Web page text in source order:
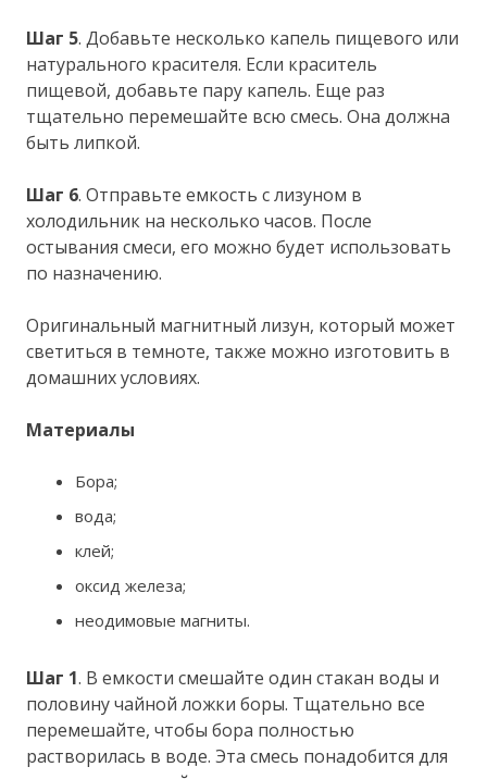
Шаг 5. Добавьте несколько капель пищевого или
натурального красителя. Если краситель
пищевой, добавьте пару капель. Еще раз
тщательно перемешайте всю смесь. Она должна
быть липкой.
Шаг 6. Отправьте емкость с лизуном в
холодильник на несколько часов. После
остывания смеси, его можно будет использовать
по назначению.
Оригинальный магнитный лизун, который может
светиться в темноте, также можно изготовить в
домашних условиях.
Материалы
Бора;
вода;
клей;
оксид железа;
неодимовые магниты.
Шаг 1. В емкости смешайте один стакан воды и
половину чайной ложки боры. Тщательно все
перемешайте, чтобы бора полностью
растворилась в воде. Эта смесь понадобится для